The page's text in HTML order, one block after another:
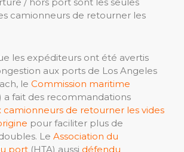
camionneurs de retourner les
les expéditeurs ont été avertis
aux ports de Los Angeles
le Commission maritime
a fait des recommandations
camionneurs de retourner les vides
pour faciliter plus de
Le Association du
port (HTA) aussi défendu